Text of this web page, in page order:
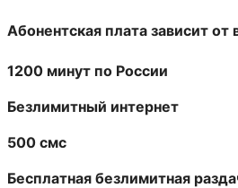
(саморегистрация)
Абонентская плата зависит от
1200 минут по России
Безлимитный интернет
500 смс
Бесплатная безлимитная